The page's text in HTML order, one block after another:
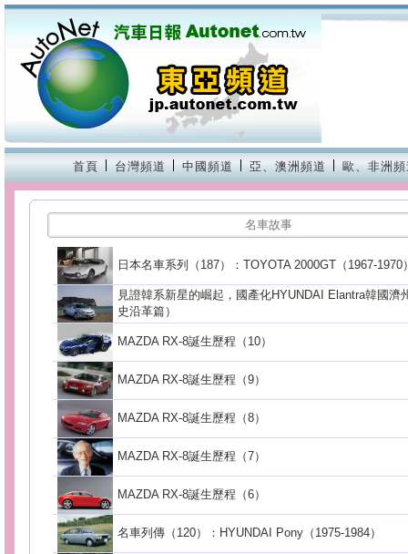
首頁 台灣頻道 中國頻道 亞、澳洲頻道 歐、非洲
名車故事
日本名車系列（187）：TOYOTA 2000GT（1967-1970
見證韓系新星的崛起，國產化HYUNDAI Elantra韓國濟
史沿革篇）
MAZDA RX-8誕生歷程（10）
MAZDA RX-8誕生歷程（9）
MAZDA RX-8誕生歷程（8）
MAZDA RX-8誕生歷程（7）
MAZDA RX-8誕生歷程（6）
名車列傳（120）：HYUNDAI Pony（1975-1984）